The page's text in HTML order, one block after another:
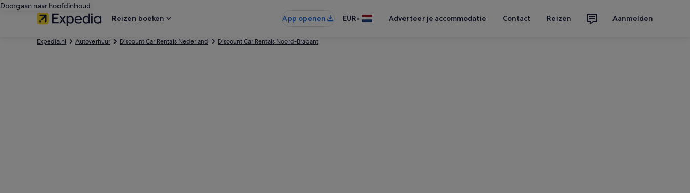
Doorgaan naar hoofdinhoud
Reizen boeken
App openen EUR• Adverteer je accommodatie Contact Reizen Aanmelden
Expedia.nl Autoverhuur Discount Car Rentals Nederland Discount Car Rentals Noord-Brabant